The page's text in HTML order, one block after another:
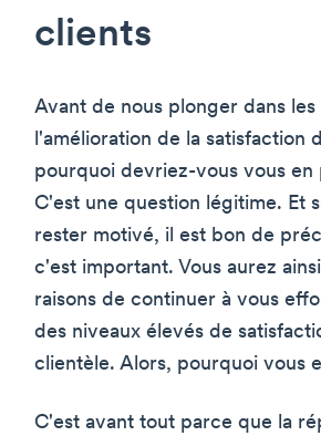
clients
Avant de nous plonger dans les
l'amélioration de la satisfaction
pourquoi devriez-vous vous
C'est une question légitime. Et
rester motivé, il est bon de
c'est important. Vous aurez
raisons de continuer à vous
des niveaux élevés de
clientèle. Alors, pourquoi vous
C'est avant tout parce que la